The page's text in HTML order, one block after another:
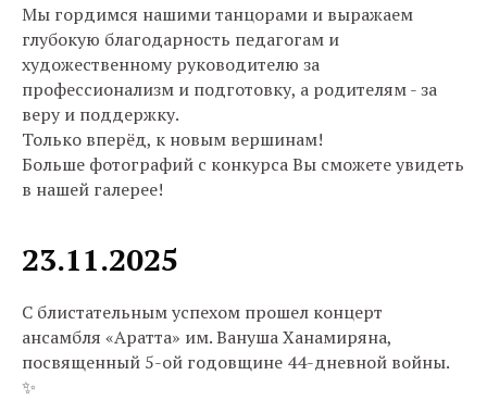
Мы гордимся нашими танцорами и выражаем
глубокую благодарность педагогам и
художественному руководителю за
профессионализм и подготовку, а родителям - за
веру и поддержку.
Только вперёд, к новым вершинам!
Больше фотографий с конкурса Вы сможете увидеть
в нашей галерее!
23.11.2025
С блистательным успехом прошел концерт
ансамбля «Аратта» им. Вануша Ханамиряна,
посвященный 5-ой годовщине 44-дневной войны.
✨